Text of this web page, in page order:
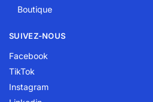
Boutique
SUIVEZ-NOUS
Facebook
TikTok
Instagram